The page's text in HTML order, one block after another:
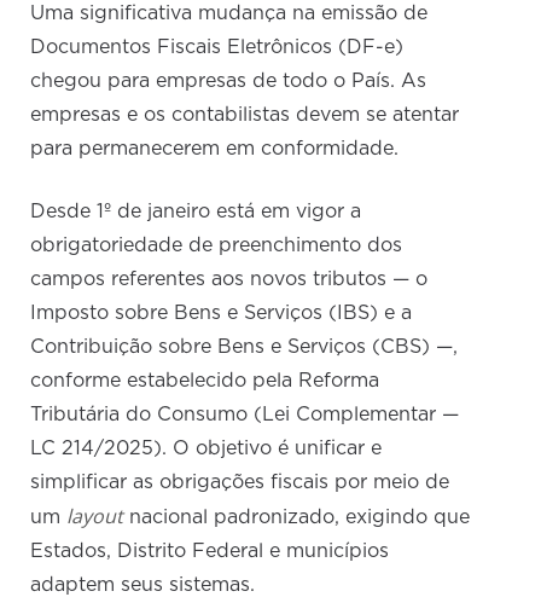
Uma significativa mudança na emissão de
Documentos Fiscais Eletrônicos (DF-e)
chegou para empresas de todo o País. As
empresas e os contabilistas devem se atentar
para permanecerem em conformidade.
Desde 1º de janeiro está em vigor a
obrigatoriedade de preenchimento dos
campos referentes aos novos tributos — o
Imposto sobre Bens e Serviços (IBS) e a
Contribuição sobre Bens e Serviços (CBS) —,
conforme estabelecido pela Reforma
Tributária do Consumo (Lei Complementar —
LC 214/2025). O objetivo é unificar e
simplificar as obrigações fiscais por meio de
um layoutnacional padronizado, exigindo que
Estados, Distrito Federal e municípios
adaptem seus sistemas.